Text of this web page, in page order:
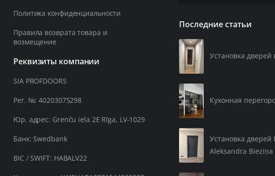
Политика конфиденциальности
Правила возврата товара и
возмещение
Реквизиты компании
SIA PROFDOORS
Рег. №: 40203075298
Юр. адрес: Grenču iela 2E Rīga, LV-1029
Банк: Swedbank
BIC / SWIFT: HABALV22
Последние статьи
Установка дверей
Кухонная
Установка дверей
Aleksandra Bieziņa